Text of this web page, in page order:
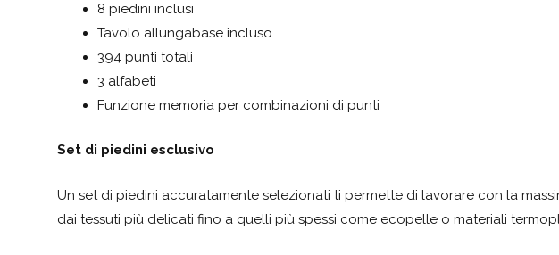
8 piedini inclusi
Tavolo allungabase incluso
394 punti totali
3 alfabeti
Funzione memoria per combinazioni di punti
Set di piedini esclusivo
Un set di piedini accuratamente selezionati ti permette di lavorare con la
dai tessuti più delicati fino a quelli più spessi come ecopelle o materiali